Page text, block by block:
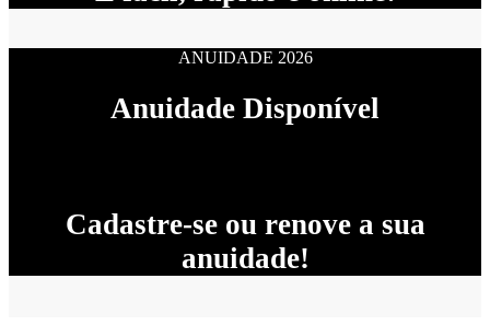
ANUIDADE 2026
Anuidade Disponível
Cadastre-se ou renove a sua
anuidade!